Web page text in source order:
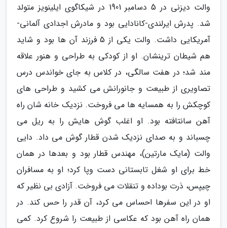
والت دیزنی در 5 دسامبر 1901 در شیکاگوی ایلینویز متولد
شد. پدرش ایرلندی-کانادایی بود و مادرش اجدادی آلمانی-
آمریکایی داشت. والت یکی از 5 فرزند آن ها بود و شاید
هم شیطان ترینشان. او از کودکی به طراحی و هنور علاقه
مند شد؛ در هفت سالگی، در کلاس به جای خواندس درس
تصاویری از طبیعت و جانورانش می کشید و طراحی های
کوچکش را به همسایه ها می فروخت. نزدیک خانه شان راه
آهن سانتافته بود. او اغلب گوش هایش را به ریل می
چسباند و به صدای نزدیک شدن قطار گوش می داد. دایی
والت (مایک مارتین)، مهندس قطار بود و بعدها در همان
خط برای او شغل تابستانی دست وپا کرد؛ او به مسافران
چیپس، ذرت بوداده و تنقلات می فروخت. آزادی بی نظیر که
او در این سفرها احساس می کرد، آن قدر را حس کند. در
همان راه آهن بود که عکاسی از طبیعت را شروع کرد. کمی